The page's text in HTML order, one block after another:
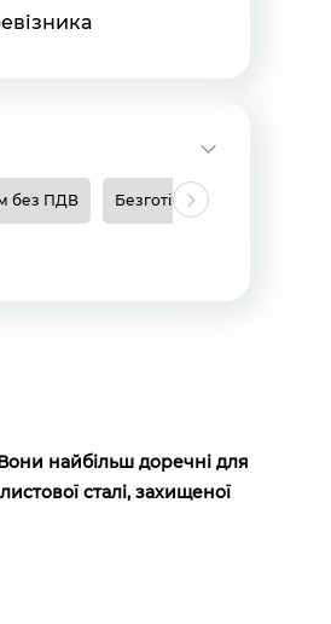
без ПДВ Безготівковим з ПДВ
найбільш доречні для
сталі, захищеної